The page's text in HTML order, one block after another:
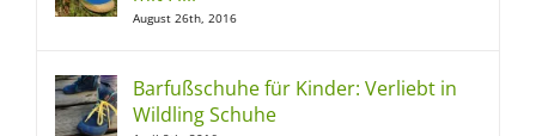
August 26th, 2016
Barfußschuhe für Kinder: Verliebt in
Wildling Schuhe